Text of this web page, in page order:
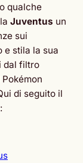
qualche
Juventus un
sui
e stila la sua
dal filtro
di seguito il